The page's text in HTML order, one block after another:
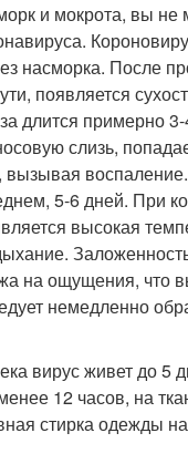
и мокрота, вы не
насморка. После
появляется
длится примерно
слизь,
вызывая
5-6 дней. При
высокая
на ощущения, что
немедленно
вирус живет до 5
12 часов, на
стирка одежды